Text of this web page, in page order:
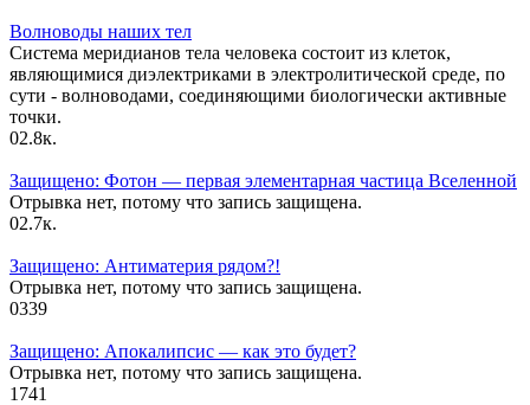
Волноводы наших тел
Система меридианов тела человека состоит из клеток,
являющимися диэлектриками в электролитической среде, по
сути - волноводами, соединяющими биологически активные
точки.
02.8к.
Защищено: Фотон — первая элементарная частица Вселенной
Отрывка нет, потому что запись защищена.
02.7к.
Защищено: Антиматерия рядом?!
Отрывка нет, потому что запись защищена.
0339
Защищено: Апокалипсис — как это будет?
Отрывка нет, потому что запись защищена.
1 741